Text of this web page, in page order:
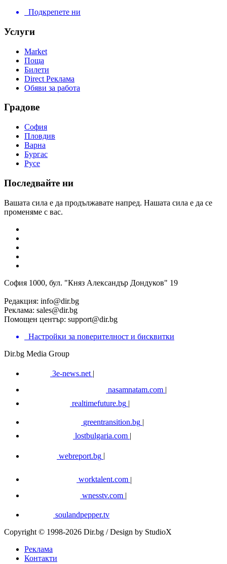
Подкрепете ни
Услуги
Market
Поща
Билети
Direct Реклама
Обяви за работа
Градове
София
Пловдив
Варна
Бургас
Русе
Последвайте ни
Вашата сила е да продължавате напред. Нашата сила е да се
променяме с вас.
София 1000, бул. "Княз Александър Дондуков" 19
Редакция: info@dir.bg
Реклама: sales@dir.bg
Помощен център: support@dir.bg
Настройки за поверителност и бисквитки
Dir.bg Media Group
3e-news.net |
nasamnatam.com |
realtimefuture.bg |
greentransition.bg |
lostbulgaria.com |
webreport.bg
worktalent.com |
wnesstv.com |
soulandpepper.tv
Copyright © 1998-2026 Dir.bg / Design by StudioX
Реклама
Контакти